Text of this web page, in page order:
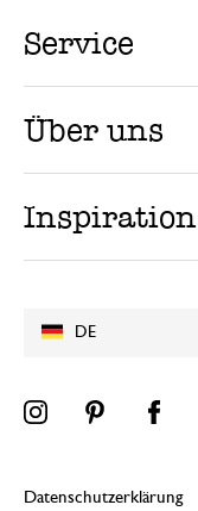
DE
Service
Über uns
Inspiration
Datenschutzerklärung